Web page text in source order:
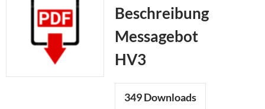
Beschreibung
Messagebot
HV3
349Downloads